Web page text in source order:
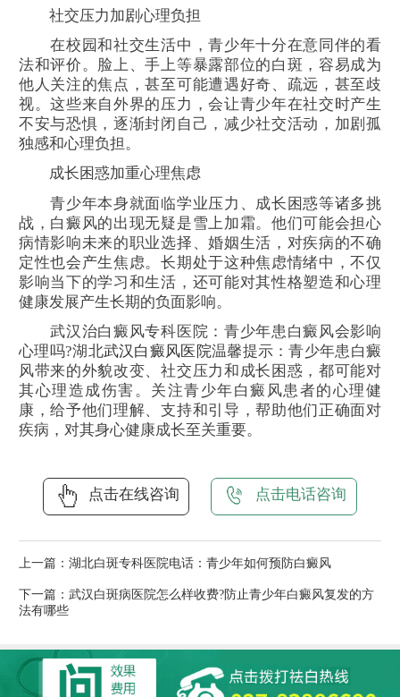
社交压力加剧心理负担
在校园和社交生活中，青少年十分在意同伴的看
法和评价。脸上、手上等暴露部位的白斑，容易成为
他人关注的焦点，甚至可能遭遇好奇、疏远，甚至歧
视。这些来自外界的压力，会让青少年在社交时产生
不安与恐惧，逐渐封闭自己，减少社交活动，加剧孤
独感和心理负担。
成长困惑加重心理焦虑
青少年本身就面临学业压力、成长困惑等诸多挑
战，白癜风的出现无疑是雪上加霜。他们可能会担心
病情影响未来的职业选择、婚姻生活，对疾病的不确
定性也会产生焦虑。长期处于这种焦虑情绪中，不仅
影响当下的学习和生活，还可能对其性格塑造和心理
健康发展产生长期的负面影响。
武汉治白癜风专科医院：青少年患白癜风会影响
心理吗?湖北武汉白癜风医院温馨提示：青少年患白癜
风带来的外貌改变、社交压力和成长困惑，都可能对
其心理造成伤害。关注青少年白癜风患者的心理健
康，给予他们理解、支持和引导，帮助他们正确面对
疾病，对其身心健康成长至关重要。
点击在线咨询 点击电话咨询
上一篇： 湖北白斑专科医院电话：青少年如何预防白癜风
下一篇： 武汉白斑病医院怎么样收费?防止青少年白癜风复发的方
法有哪些